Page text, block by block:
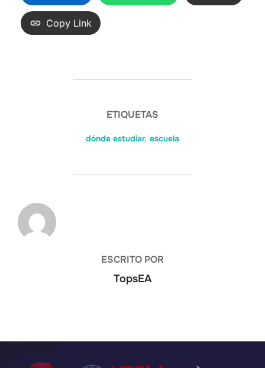
Copy Link
ETIQUETAS
dónde estudiar, escuela
ESCRITO POR
TopsEA